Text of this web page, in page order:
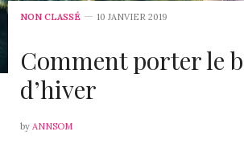
NON CLASSÉ 10 JANVIER 2019
Comment porter le
d’hiver
by ANNSOM